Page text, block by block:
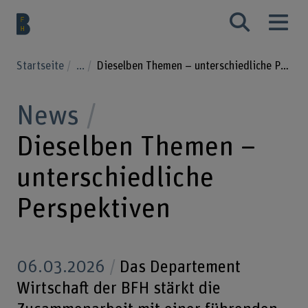
Startseite ... Dieselben Themen – unterschiedliche Perspektiven
News
Dieselben Themen –
unterschiedliche
Perspektiven
06.03.2026
Das Departement
Wirtschaft der BFH stärkt die